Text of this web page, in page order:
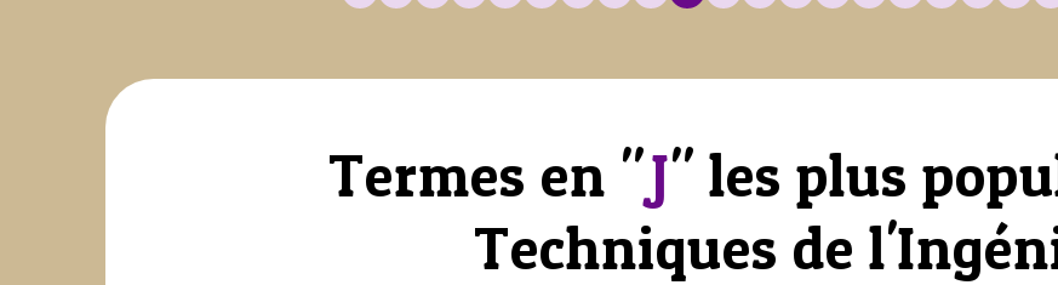
Termes en "J" les plus
Techniques de